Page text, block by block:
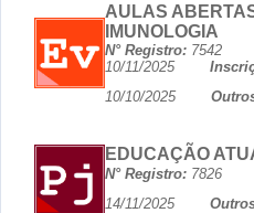
AULAS
IMUNOLOGIA
N° Registro: 7542
10/11/2025
10/10/2025
EDUCAÇÃO
N° Registro: 7826
14/11/2025